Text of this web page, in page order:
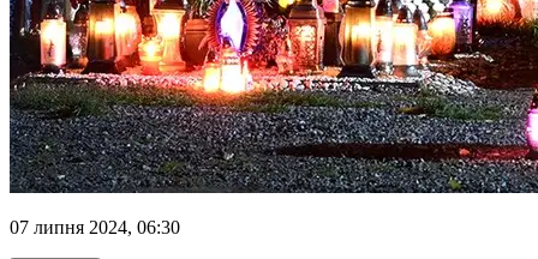
07 липня 2024, 06:30